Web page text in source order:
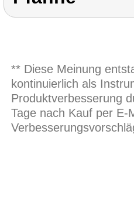
** Diese Meinung
kontinuierlich als
Produktverbesserung
Tage nach Kauf per E-